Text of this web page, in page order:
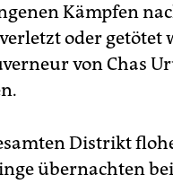
Kämpfen
oder
von Chas
Distrikt
übernachten